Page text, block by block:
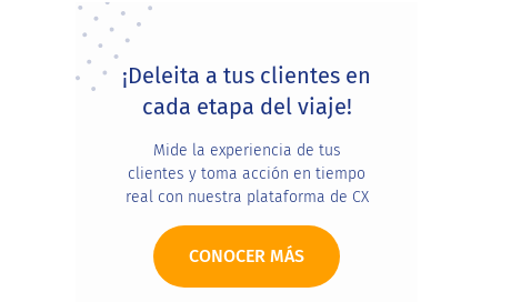
Primary
Sidebar
¡Deleita a tus clientes en
cada etapa del viaje!
Mide la experiencia de tus
clientes y toma acción en tiempo
real con nuestra plataforma de CX
CONOCER MÁS